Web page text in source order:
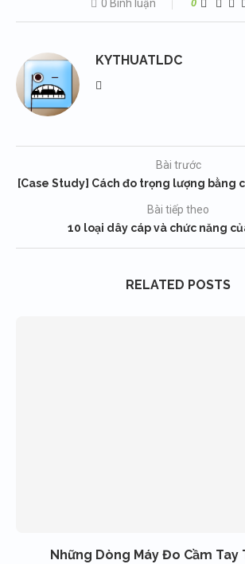
0 Bình luận 0
KYTHUATLDC
Bài trước
[Case Study] Cách đo trọng lượng bằng
Bài tiếp theo
10 loại dây cáp và chức năng
RELATED POSTS
Những Dòng Máy Đo Cầm Tay